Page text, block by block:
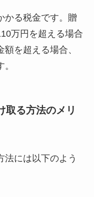
かる税金です。贈
万円を超える場合
を超える場合、
取る方法のメリ
法には以下のよう